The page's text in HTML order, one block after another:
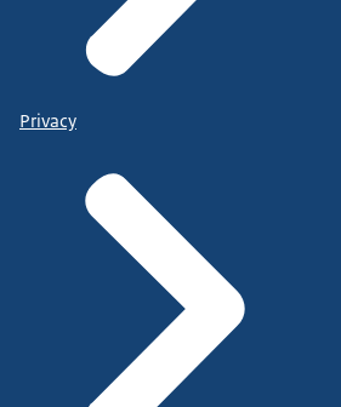
Privacy